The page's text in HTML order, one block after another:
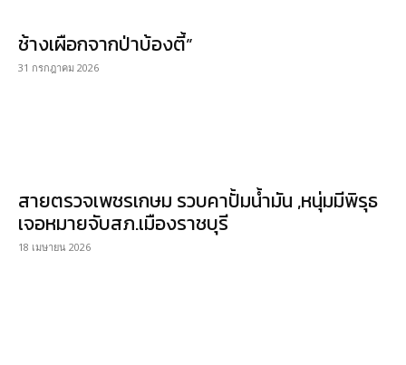
ช้างเผือกจากป่าบ้องตี้”
31 กรกฎาคม 2026
สายตรวจเพชรเกษม รวบคาปั้มน้ำมัน ,หนุ่มมีพิรุธ
เจอหมายจับสภ.เมืองราชบุรี
18 เมษายน 2026